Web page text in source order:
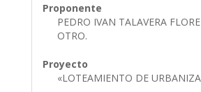
Proponente
PEDRO IVAN TALAVERA
OTRO.
Proyecto
«LOTEAMIENTO DE